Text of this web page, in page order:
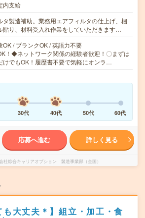
内支給
タ製造補助。業務用エアフィルタの仕上げ、梱
貼り、材料受入れ作業をしていただきます…
OK / ブランクOK / 英語力不要
！◆ネットワーク関係の経験者歓迎！〇まずは
けでもOK！履歴書不要で気軽にオンラ…
30代 40代 50代 60代
応募へ進む 詳しく見る
社綜合キャリアオプション 製造事業部（全国）
も大丈夫＊】組立・加工・食